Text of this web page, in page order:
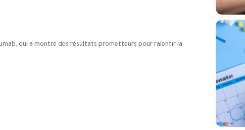
qui a montré des résultats prometteurs pour ralentir la